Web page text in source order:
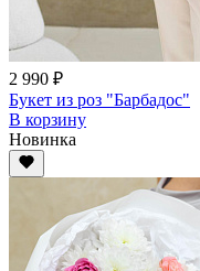
2 990 ₽
Букет из роз "Барбадос"
В корзину
Новинка